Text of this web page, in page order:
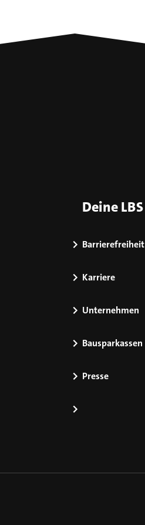
Deine LBS
Barrierefreiheit
Karriere
Unternehmen
Bausparkassen
Presse